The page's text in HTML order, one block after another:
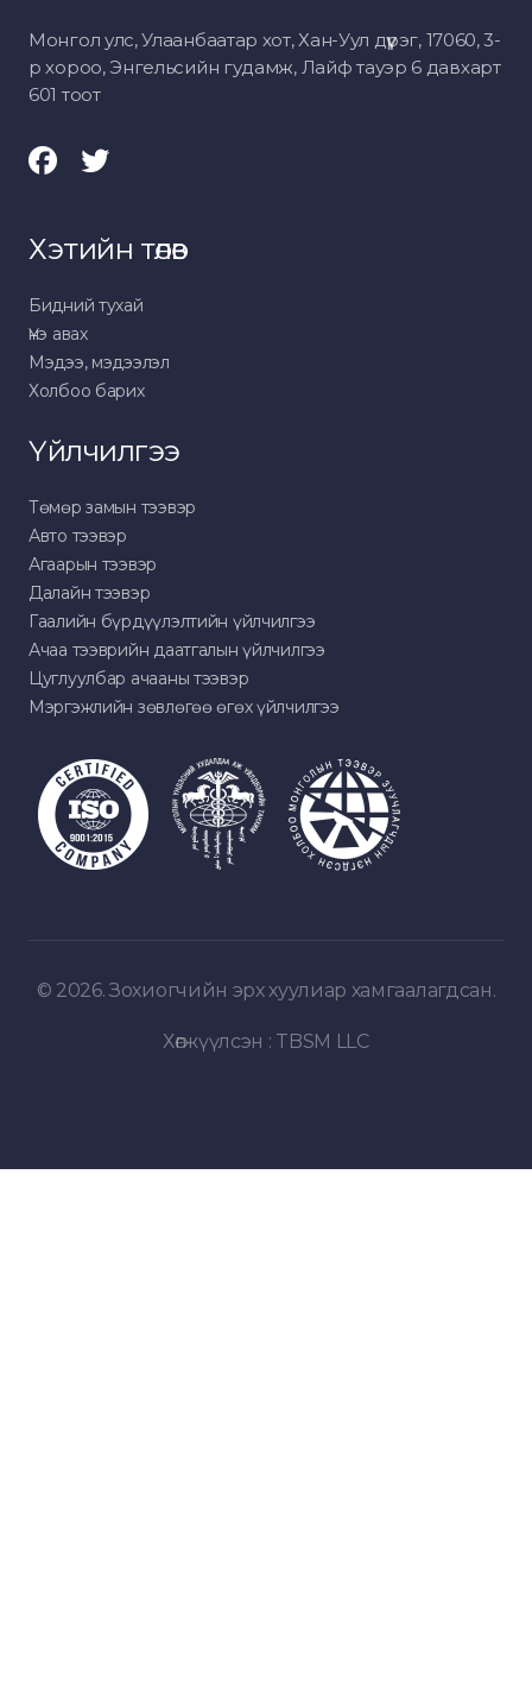
Монгол улс, Улаанбаатар хот, Хан-Уул дүүрэг, 17060, 3-
р хороо, Энгельсийн гудамж, Лайф тауэр 6 давхарт
601 тоот
Хэтийн төлөв
Бидний тухай
Үнэ авах
Мэдээ, мэдээлэл
Холбоо барих
Үйлчилгээ
Төмөр замын тээвэр
Авто тээвэр
Агаарын тээвэр
Далайн тээвэр
Гаалийн бүрдүүлэлтийн үйлчилгээ
Ачаа тээврийн даатгалын үйлчилгээ
Цуглуулбар ачааны тээвэр
Мэргэжлийн зөвлөгөө өгөх үйлчилгээ
© 2026. Зохиогчийн эрх хуулиар хамгаалагдсан.
Хөгжүүлсэн : TBSM LLC